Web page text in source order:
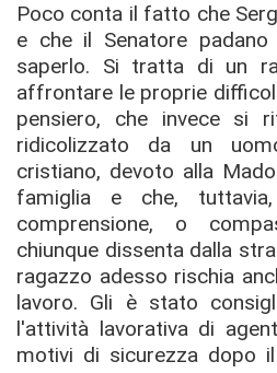
Poco conta il fatto che
e che il Senatore
saperlo. Si tratta di un
affrontare le proprie
pensiero, che invece si
ridicolizzato da un
cristiano, devoto alla
famiglia e che,
comprensione, o
chiunque dissenta dalla
ragazzo adesso rischia
lavoro. Gli è stato
l'attività lavorativa di
motivi di sicurezza dopo